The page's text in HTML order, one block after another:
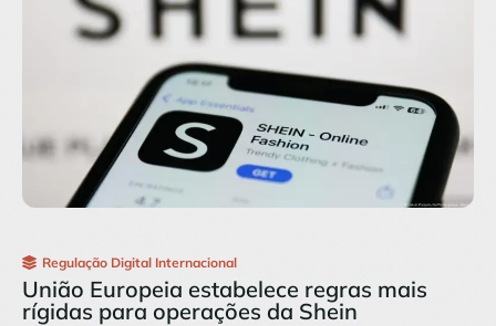
Regulação Digital Internacional
União Europeia estabelece regras mais
rígidas para operações da Shein